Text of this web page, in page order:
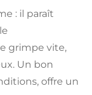
: il paraît
grimpe vite,
Un bon
offre un